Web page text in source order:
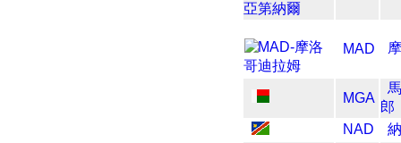
MAD
MGA
郎
NAD